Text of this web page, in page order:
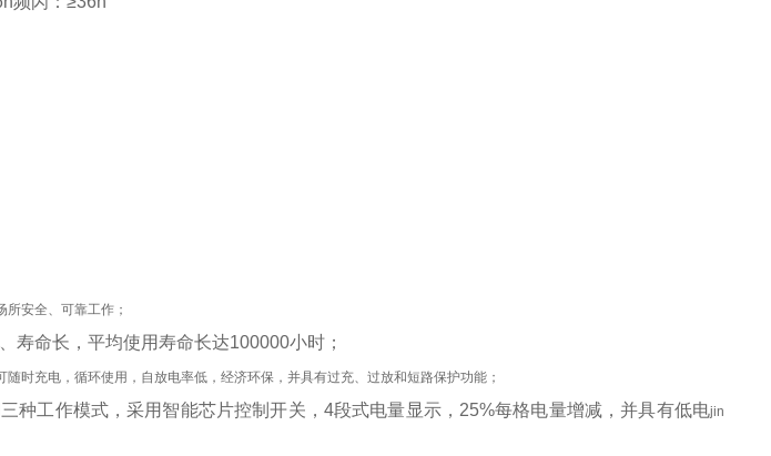
安全、可靠工作；
寿命长，平均使用寿命长达100000小时；
时充电，循环使用，自放电率低，经济环保，并具有过充、过放和短路保护功能；
种工作模式，采用智能芯片控制开关， 4段式电量显示，25%每格电量增减，并具有低电jin